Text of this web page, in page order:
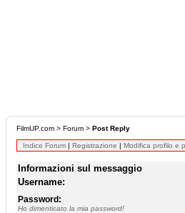
FilmUP.com > Forum > Post Reply
Indice Forum | Registrazione | Modifica profilo e
Informazioni sul messaggio
Username:
Password:
Ho dimenticato la mia password!